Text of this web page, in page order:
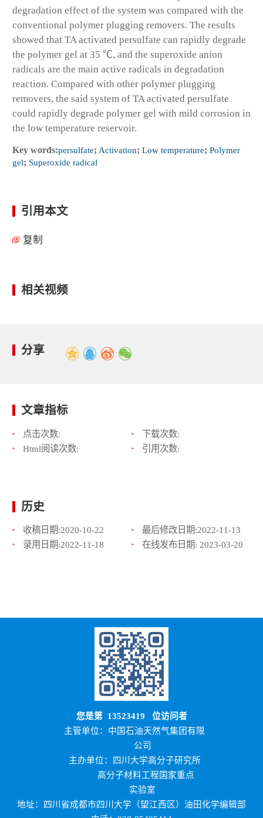
degradation effect of the system was compared with the
conventional polymer plugging removers. The results
showed that TA activated persulfate can rapidly degrade
the polymer gel at 35 ℃, and the superoxide anion
radicals are the main active radicals in degradation
reaction. Compared with other polymer plugging
removers, the said system of TA activated persulfate
could rapidly degrade polymer gel with mild corrosion in
the low temperature reservoir.
Key words:persulfate; Activation; Low temperature; Polymer
gel; Superoxide radical
引用本文
复制
相关视频
分享
文章指标
点击次数:
下载次数:
Html阅读次数:
引用次数:
历史
收稿日期:2020-10-22 最后修改日期:2022-11-13
录用日期:2022-11-18 在线发布日期: 2023-03-20
您是第 13523419 位访问者
主管单位：中国石油天然气集团有限
公司
主办单位：四川大学高分子研究所
高分子材料工程国家重点
实验室
地址：四川省成都市四川大学（望江西区）油田化学编辑部